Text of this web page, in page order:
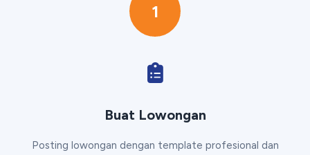
1
Buat Lowongan
Posting lowongan dengan template profesional dan